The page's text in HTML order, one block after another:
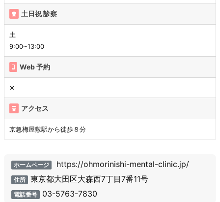
土日祝 診察
土
9:00~13:00
Web 予約
✕
アクセス
京急梅屋敷駅から徒歩８分
ホームページ https://ohmorinishi-mental-clinic.jp/
住所 東京都大田区大森西7丁目7番11号
電話番号 03-5763-7830